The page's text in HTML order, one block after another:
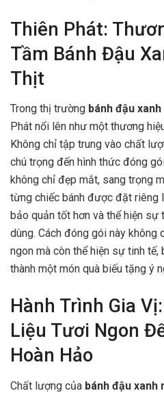
Thiên Phát:
Tầm Bánh Đậu
Thịt
Trong thị trường bánh đậu
Phát nổi lên như một thương
Không chỉ tập trung vào chất
chú trọng đến hình thức đóng
không chỉ đẹp mắt, sang trọng
từng chiếc bánh được đặt riêng
bảo quản tốt hơn và thể hiện
dùng. Cách đóng gói này
ngon mà còn thể hiện sự tinh tế,
thành một món quà biếu tặng ý
Hành Trình Gia
Liệu Tươi Ngon
Hoàn Hảo
Chất lượng của bánh đậu xanh